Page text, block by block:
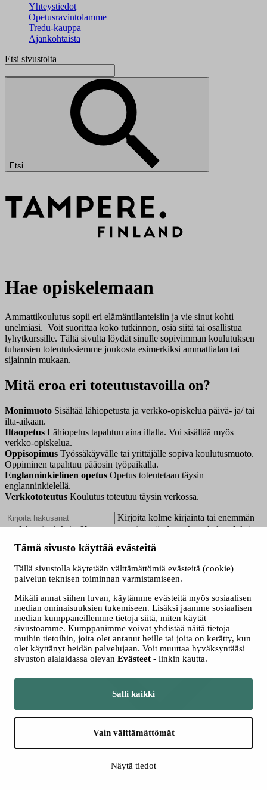
Tämä sivusto käyttää evästeitä
Tällä sivustolla käytetään välttämättömiä evästeitä (cookie)
palvelun teknisen toiminnan varmistamiseen.
Mikäli annat siihen luvan, käytämme evästeitä myös sosiaalisen
median ominaisuuksien tukemiseen. Lisäksi jaamme sosiaalisen
median kumppaneillemme tietoja siitä, miten käytät
sivustoamme. Kumppanimme voivat yhdistää näitä tietoja
muihin tietoihin, joita olet antanut heille tai joita on kerätty, kun
olet käyttänyt heidän palvelujaan. Voit muuttaa hyväksyntääsi
sivuston alalaidassa olevan Evästeet - linkin kautta.
Salli kaikki
Vain välttämättömät
Näytä tiedot
Yhteystiedot
Opetusravintolamme
Tredu-kauppa
Ajankohtaista
Etsi sivustolta
Etsi
Hae opiskelemaan
Ammattikoulutus sopii eri elämäntilanteisiin ja vie sinut kohti
unelmiasi. Voit suorittaa koko tutkinnon, osia siitä tai osallistua
lyhytkurssille. Tältä sivulta löydät sinulle sopivimman koulutuksen
tuhansien toteutuksiemme joukosta esimerkiksi ammattialan tai
sijainnin mukaan.
Mitä eroa eri toteutustavoilla on?
Monimuoto Sisältää lähiopetusta ja verkko-opiskelua päivä- ja/ tai
ilta-aikaan.
Iltaopetus Lähiopetus tapahtuu aina illalla. Voi sisältää myös
verkko-opiskelua.
Oppisopimus Työssäkäyvälle tai yrittäjälle sopiva koulutusmuoto.
Oppiminen tapahtuu pääosin työpaikalla.
Englanninkielinen opetus Opetus toteutetaan täysin
englanninkielellä.
Verkkototeutus Koulutus toteutuu täysin verkossa.
Kirjoita kolme kirjainta tai enemmän
saadaksesi tuloksia. Kun automaattisen täydennyksen hakutuloksia
valintaan. Kosketuslaitteiden käyttäjille, tutki koskettamalla tai
Näytä vain nyt haussa olevat
Valitse hakutapa
Kaikki
Jatkuva haku
Yhteishaku